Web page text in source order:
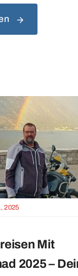
2025
Mit
2025 –